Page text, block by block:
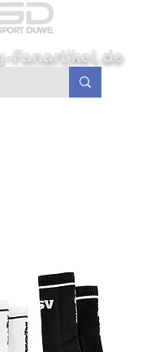
Fanartikel.de